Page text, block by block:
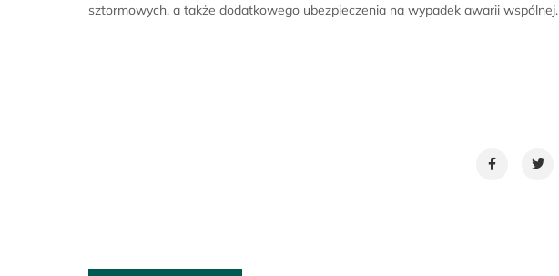
sztormowych, a także dodatkowego ubezpieczenia na wypadek awarii wspólnej.